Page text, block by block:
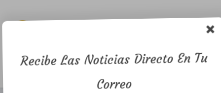
Como
albahaca.
febrero 28, 2018
Recibe Las Noticias Directo En Tu
Correo